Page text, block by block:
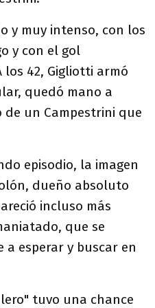
y muy intenso, con los
y con el gol
los 42, Gigliotti armó
quedó mano a
un Campestrini que
episodio, la imagen
dueño absoluto
incluso más
que se
a esperar y buscar en
tuvo una chance